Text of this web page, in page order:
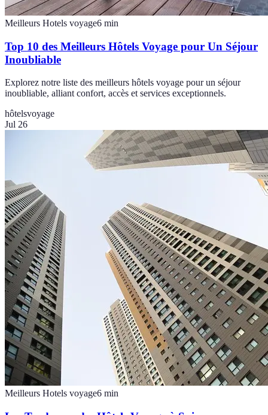
Meilleurs Hotels voyage6 min
Top 10 des Meilleurs Hôtels Voyage pour Un Séjour
Inoubliable
Explorez notre liste des meilleurs hôtels voyage pour un séjour
inoubliable, alliant confort, accès et services exceptionnels.
hôtelsvoyage
Jul 26
Meilleurs Hotels voyage6 min